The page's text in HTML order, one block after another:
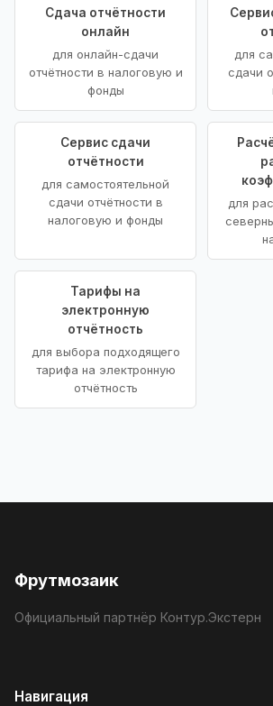
Сдача отчётности
онлайн
для онлайн-сдачи
отчётности в налоговую и
фонды
для
сдачи
Сервис сдачи
отчётности
для самостоятельной
сдачи отчётности в
налоговую и фонды
для
Тарифы на
электронную
отчётность
для выбора подходящего
тарифа на электронную
отчётность
Фрутмозаик
Официальный партнёр Контур.Экстерн
Навигация